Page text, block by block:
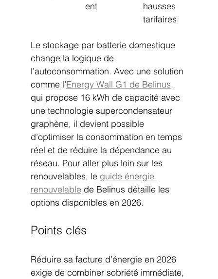
ent
hausses
tarifaires
Le stockage par batterie domestique
change la logique de
l’autoconsommation. Avec une solution
comme l’Energy Wall G1 de Belinus,
qui propose 16 kWh de capacité avec
une technologie supercondensateur
graphène, il devient possible
d’optimiser la consommation en temps
réel et de réduire la dépendance au
réseau. Pour aller plus loin sur les
renouvelables, le guide énergie
renouvelable de Belinus détaille les
options disponibles en 2026.
Points clés
Réduire sa facture d’énergie en 2026
exige de combiner sobriété immédiate,